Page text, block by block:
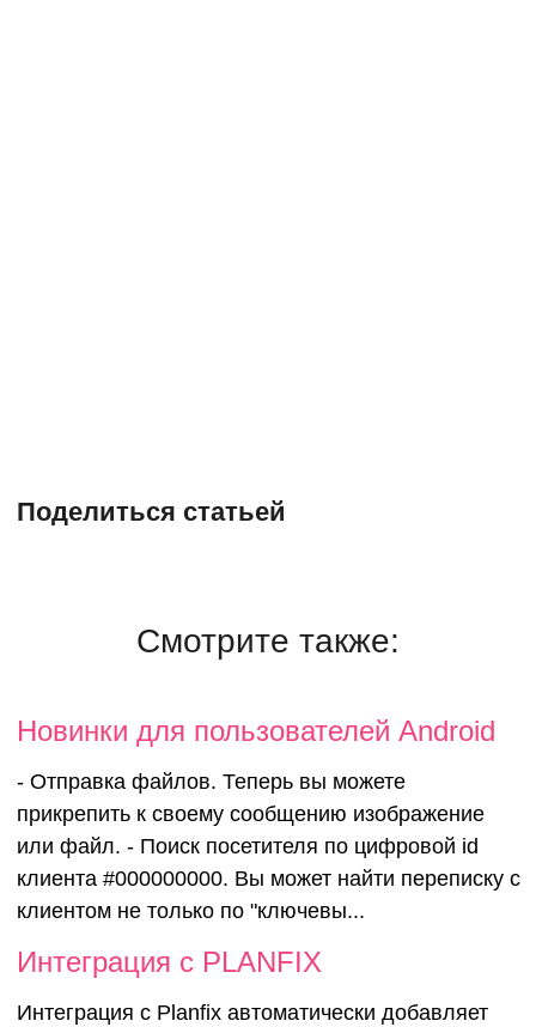
Поделиться статьей
Смотрите также:
Новинки для
Android
Новинки для пользователей Android
- Отправка файлов. Теперь вы можете
прикрепить к своему сообщению изображение
или файл. - Поиск посетителя по цифровой id
клиента #000000000. Вы может найти переписку с
клиентом не только по "ключевы...
Интеграция с PLANFIX
Интеграция c Planfix автоматически добавляет